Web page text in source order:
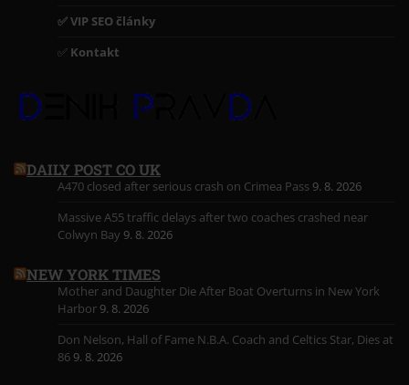
✅ VIP SEO články
✅ Kontakt
DAILY POST CO UK
A470 closed after serious crash on Crimea Pass 9. 8. 2026
Massive A55 traffic delays after two coaches crashed near
Colwyn Bay 9. 8. 2026
NEW YORK TIMES
Mother and Daughter Die After Boat Overturns in New York
Harbor 9. 8. 2026
Don Nelson, Hall of Fame N.B.A. Coach and Celtics Star, Dies at
86 9. 8. 2026